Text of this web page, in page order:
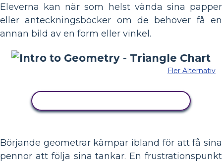
Eleverna kan när som helst vända sina papper
eller anteckningsböcker om de behöver få en
annan bild av en form eller vinkel.
Fler Alternativ
Börjande geometrar kämpar ibland för att få sina
pennor att följa sina tankar. En frustrationspunkt